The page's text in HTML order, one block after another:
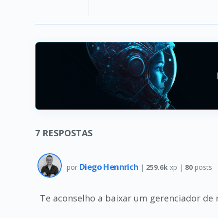
7 RESPOSTAS
por Diego Hennrich | 259.6k xp | 80 posts
Te aconselho a baixar um gerenciador